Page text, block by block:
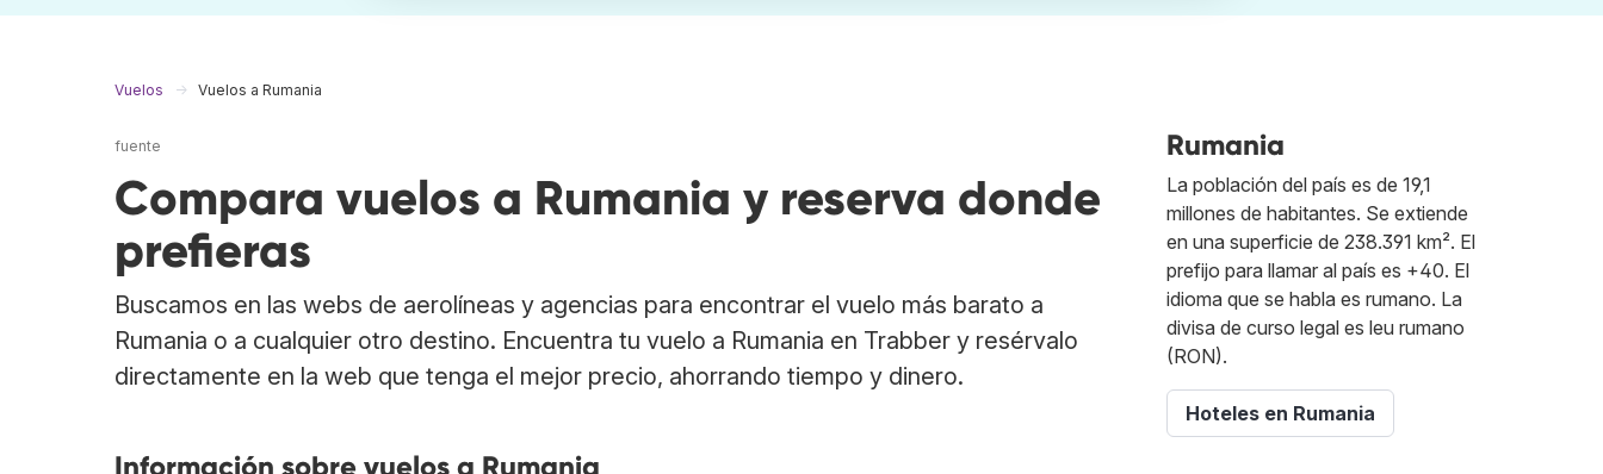
Vuelos Vuelos a Rumania
fuente
Compara vuelos a Rumania y reserva donde
prefieras
Buscamos en las webs de aerolíneas y agencias para encontrar el vuelo más barato a
Rumania o a cualquier otro destino. Encuentra tu vuelo a Rumania en Trabber y resérvalo
directamente en la web que tenga el mejor precio, ahorrando tiempo y dinero.
Información sobre vuelos a Rumania
Rumania
La población del país es de 19,1
millones de habitantes. Se extiende
en una superficie de 238.391 km². El
prefijo para llamar al país es +40. El
idioma que se habla es rumano. La
divisa de curso legal es leu rumano
(RON).
Hoteles en Rumania